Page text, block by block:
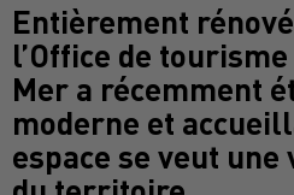
Entièrement
l’Office de
Mer a récemment
moderne et
espace se veut